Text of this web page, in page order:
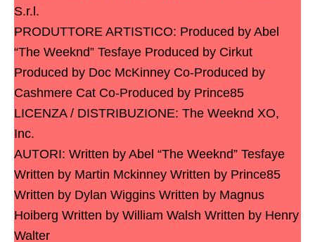
S.r.l.
PRODUTTORE ARTISTICO: Produced by Abel
“The Weeknd” Tesfaye Produced by Cirkut
Produced by Doc McKinney Co-Produced by
Cashmere Cat Co-Produced by Prince85
LICENZA / DISTRIBUZIONE: The Weeknd XO,
Inc.
AUTORI: Written by Abel “The Weeknd” Tesfaye
Written by Martin Mckinney Written by Prince85
Written by Dylan Wiggins Written by Magnus
Hoiberg Written by William Walsh Written by Henry
Walter